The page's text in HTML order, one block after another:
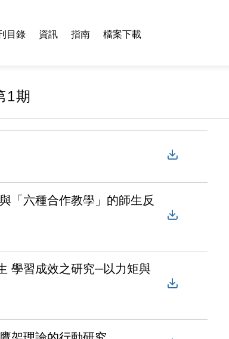
目錄 資訊 指南 檔案下載
1期
「六種合作教學」的師生反
學習成效之研究─以力矩與